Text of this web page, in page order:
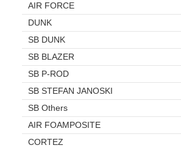
AIR FORCE
DUNK
SB DUNK
SB BLAZER
SB P-ROD
SB STEFAN JANOSKI
SB Others
AIR FOAMPOSITE
CORTEZ